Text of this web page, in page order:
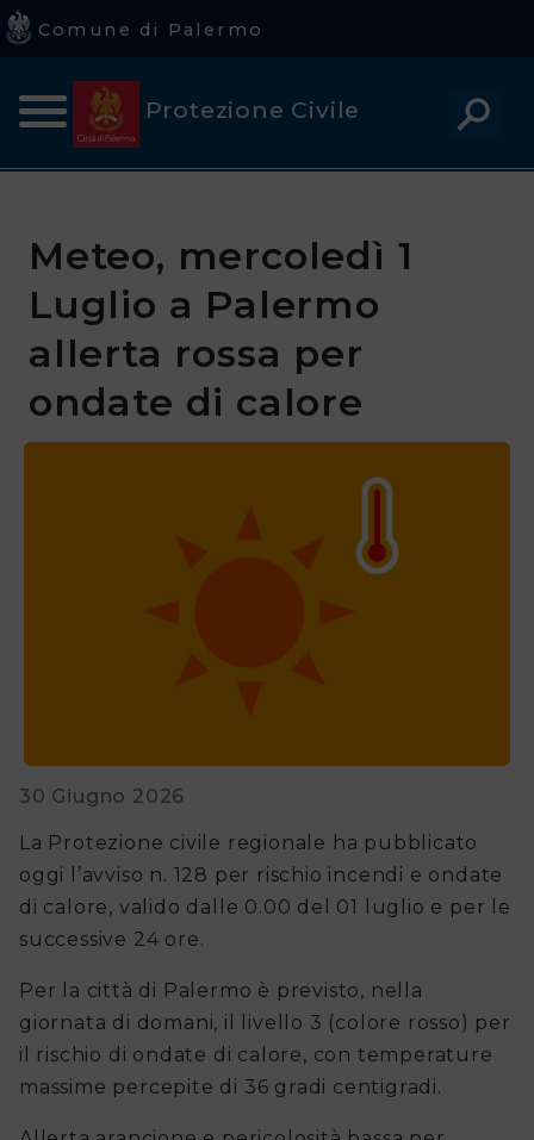
Comune
di
Palermo
Chi
siamo
Avvisi
Protezione
Civile
Avvisi
alla
Popolazione
Piano
della
Comune di Palermo
Protezione Civile
Piano della Protezione Civile
Meteo, mercoledì 1
Luglio a Palermo
allerta rossa per
ondate di calore
30 Giugno 2026
La Protezione civile regionale ha pubblicato
oggi l’avviso n. 128 per rischio incendi e ondate
di calore, valido dalle 0.00 del 01 luglio e per le
successive 24 ore.
Per la città di Palermo è previsto, nella
giornata di domani, il livello 3 (colore rosso) per
il rischio di ondate di calore, con temperature
massime percepite di 36 gradi centigradi.